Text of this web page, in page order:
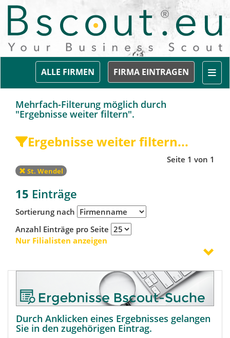
FIRMA EINTRAGEN
ALLE FIRMEN
Mehrfach-Filterung möglich durch
"Ergebnisse weiter filtern".
Ergebnisse weiter filtern...
Seite 1 von 1
St. Wendel
15 Einträge
Sortierung nach
Anzahl Einträge pro Seite
Nur Filialisten anzeigen
Durch Anklicken eines Ergebnisses gelangen
Sie in den zugehörigen Eintrag.